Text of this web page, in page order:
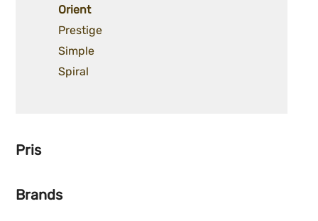
Orient
Prestige
Simple
Spiral
Pris
Brands